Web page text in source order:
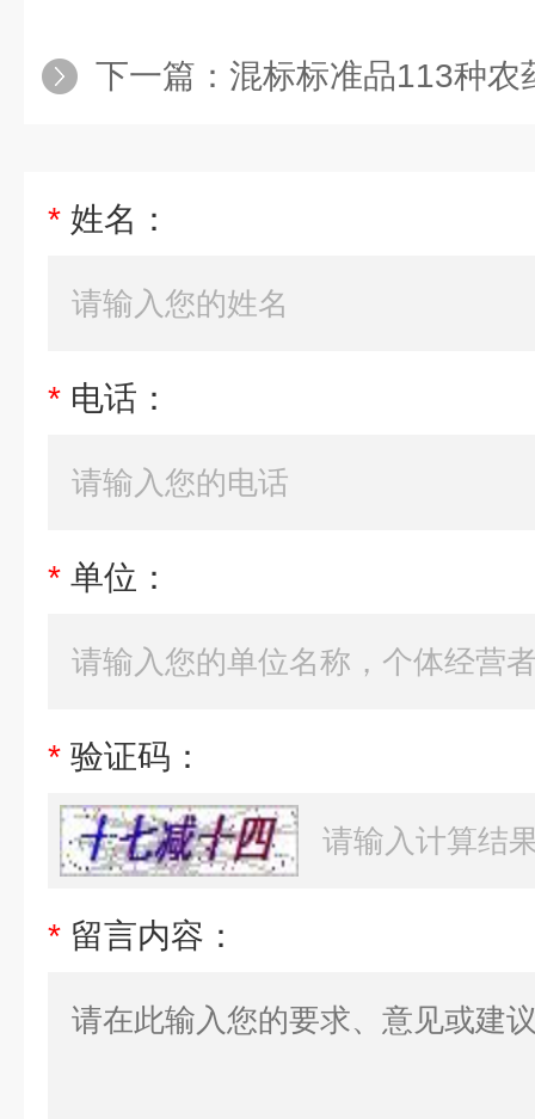
下一篇： 混标标准品113种农
* 姓名：
* 电话：
* 单位：
* 验证码：
* 留言内容：